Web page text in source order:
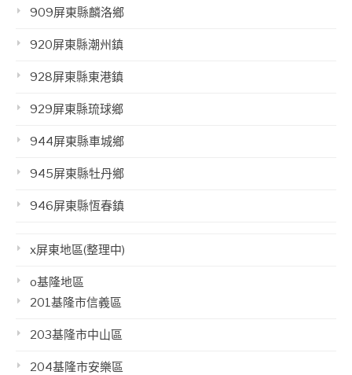
909屏東縣麟洛鄉
920屏東縣潮州鎮
928屏東縣東港鎮
929屏東縣琉球鄉
944屏東縣車城鄉
945屏東縣牡丹鄉
946屏東縣恆春鎮
x屏東地區(整理中)
o基隆地區
201基隆市信義區
203基隆市中山區
204基隆市安樂區